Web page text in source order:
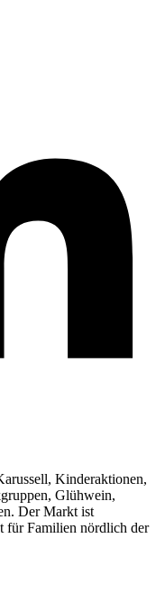
Kinderaktionen,
Glühwein,
Der Markt ist
für Familien nördlich der